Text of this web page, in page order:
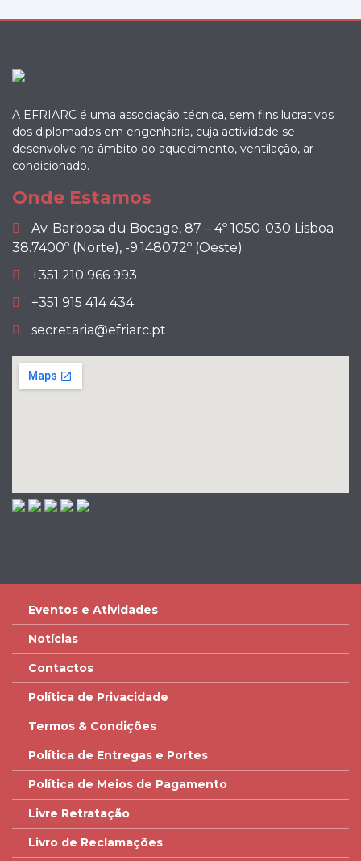
A EFRIARC é uma associação técnica, sem fins lucrativos
dos diplomados em engenharia, cuja actividade se
desenvolve no âmbito do aquecimento, ventilação, ar
condicionado.
Onde Estamos
Av. Barbosa du Bocage, 87 – 4º 1050-030 Lisboa
38.7400º (Norte), -9.148072º (Oeste)
+351 210 966 993
+351 915 414 434
secretaria@efriarc.pt
Eventos e Atividades
Notícias
Contactos
Política de Privacidade
Termos & Condições
Política de Entregas e Portes
Política de Meios de Pagamento
Livre Retratação
Livro de Reclamações